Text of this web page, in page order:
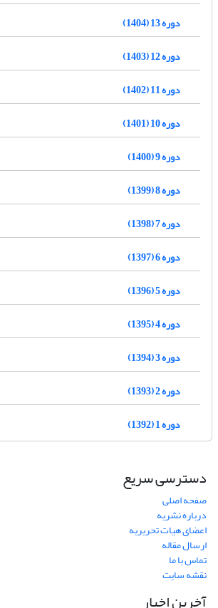
دوره 13 (1404)
دوره 12 (1403)
دوره 11 (1402)
دوره 10 (1401)
دوره 9 (1400)
دوره 8 (1399)
دوره 7 (1398)
دوره 6 (1397)
دوره 5 (1396)
دوره 4 (1395)
دوره 3 (1394)
دوره 2 (1393)
دوره 1 (1392)
دسترسی سریع
صفحه اصلی
درباره نشریه
اعضای هیات تحریریه
ارسال مقاله
تماس با ما
نقشه سایت
آخرین اخبار